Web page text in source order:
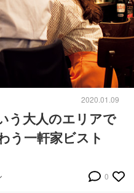
2020.01.09
う大人のエリアで
う一軒家ビスト
0